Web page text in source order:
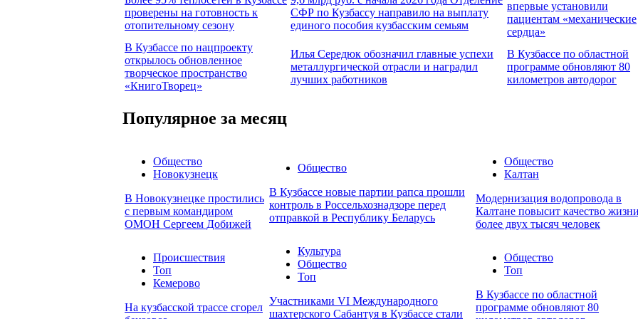
проверены на готовность к
отопительному сезону
СФР по Кузбассу направило на выплату
единого пособия кузбасским семьям
впервые установили
пациентам «механические
сердца»
В Кузбассе по нацпроекту
открылось обновленное
творческое пространство
«КнигоТворец»
Илья Середюк обозначил главные успехи
металлургической отрасли и наградил
лучших работников
В Кузбассе по областной
программе обновляют 80
километров автодорог
Популярное за месяц
Общество
Новокузнецк
В Новокузнецке простились
с первым командиром
ОМОН Сергеем Добижей
Общество
В Кузбассе новые партии рапса прошли
контроль в Россельхознадзоре перед
отправкой в Республику Беларусь
Общество
Калтан
Модернизация водопровода в
Калтане повысит качество жизни
более двух тысяч человек
Происшествия
Топ
Кемерово
На кузбасской трассе сгорел
Культура
Общество
Топ
Участниками VI Международного
шахтерского Сабантуя в Кузбассе стали
Общество
Топ
В Кузбассе по областной
программе обновляют 80